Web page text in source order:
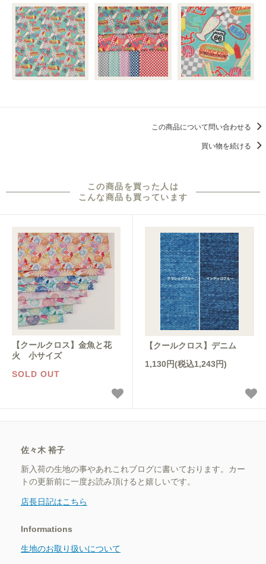
この商品について問い合わせる
買い物を続ける
この商品を買った人は
こんな商品も買っています
【クールクロス】金魚と花
火 小サイズ
SOLD OUT
【クールクロス】デニム
1,130円(税込1,243円)
佐々木 裕子
新入荷の生地の事やあれこれブログに書いております。カー
トの更新前に一度お読み頂けると嬉しいです。
店長日記はこちら
Informations
生地のお取り扱いについて